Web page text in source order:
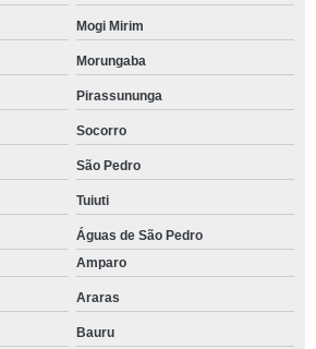
Mogi Mirim
Morungaba
Pirassununga
Socorro
São Pedro
Tuiuti
Águas de São Pedro
Amparo
Araras
Bauru